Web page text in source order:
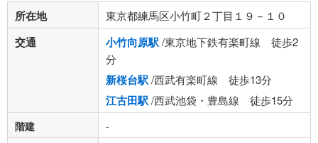
所在地 東京都練馬区小竹町２丁目１９－１０
交通 小竹向原駅/東京地下鉄有楽町線 徒歩2
分
新桜台駅/西武有楽町線 徒歩13分
江古田駅/西武池袋・豊島線 徒歩15分
階建
-